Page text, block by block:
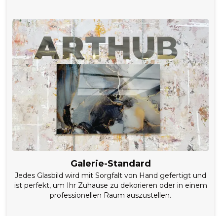
Galerie-Standard
Jedes Glasbild wird mit Sorgfalt von Hand gefertigt und
ist perfekt, um Ihr Zuhause zu dekorieren oder in einem
professionellen Raum auszustellen.